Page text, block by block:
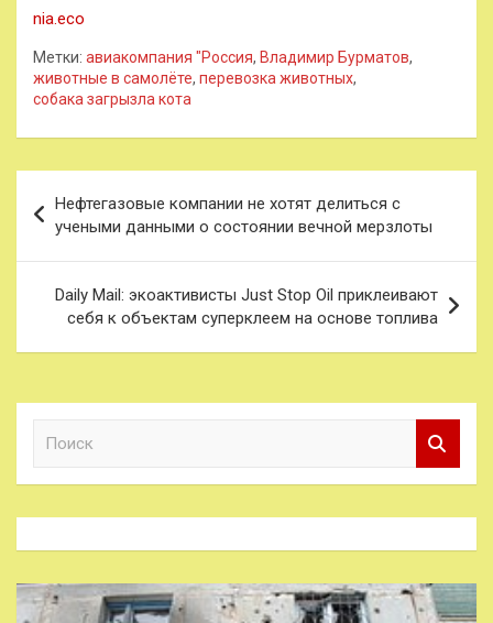
nia.eco
Метки: авиакомпания "Россия, Владимир Бурматов,
животные в самолёте, перевозка животных,
собака загрызла кота
по
записям
Нефтегазовые компании не хотят делиться с
учеными данными о состоянии вечной мерзлоты
Daily Mail: экоактивисты Just Stop Oil приклеивают
себя к объектам суперклеем на основе топлива
к